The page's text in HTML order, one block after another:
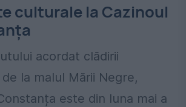
culturale la Cazinoul
acordat clădirii
la malul Mării Negre,
este din luna mai a